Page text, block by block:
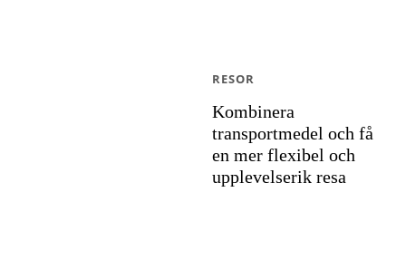
Kombinera
transportmedel och få
en mer flexibel och
upplevelserik resa
RESOR